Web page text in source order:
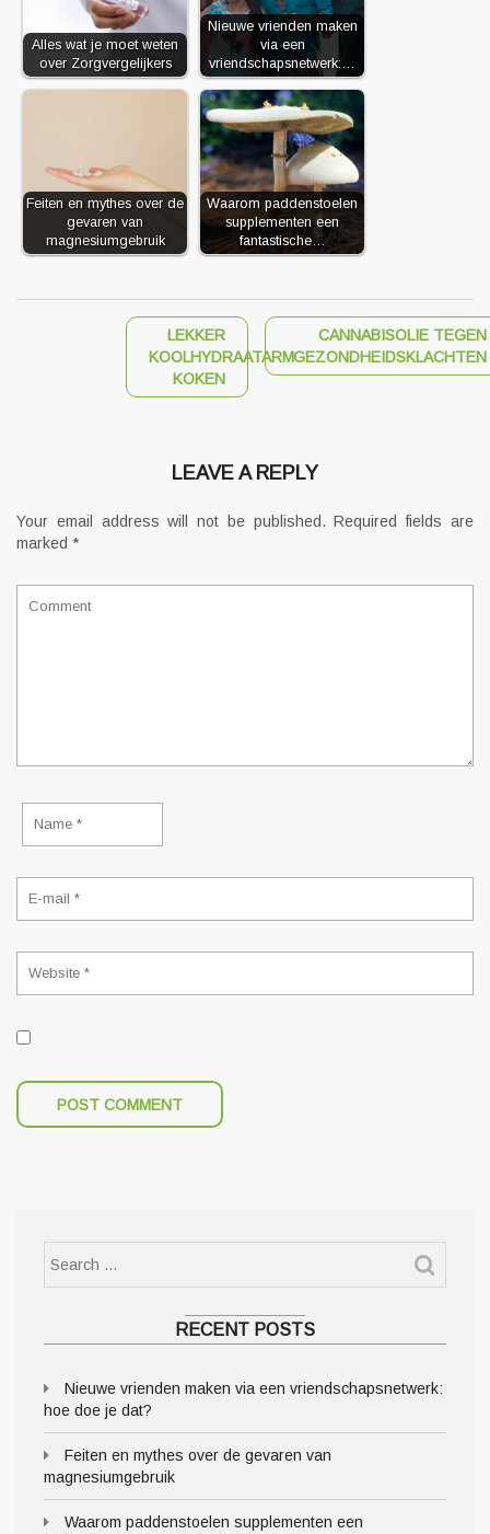
Alles wat je moet weten
over Zorgvergelijkers
Nieuwe vrienden maken
via een
vriendschapsnetwerk:…
Feiten en mythes over de
gevaren van
magnesiumgebruik
Waarom paddenstoelen
supplementen een
fantastische…
LEKKER
KOOLHYDRAATARM
KOKEN
CANNABISOLIE TEGEN
GEZONDHEIDSKLACHTEN
LEAVE A REPLY
Your email address will not be published. Required fields are
marked *
RECENT POSTS
Nieuwe vrienden maken via een vriendschapsnetwerk:
hoe doe je dat?
Feiten en mythes over de gevaren van
magnesiumgebruik
Waarom paddenstoelen supplementen een